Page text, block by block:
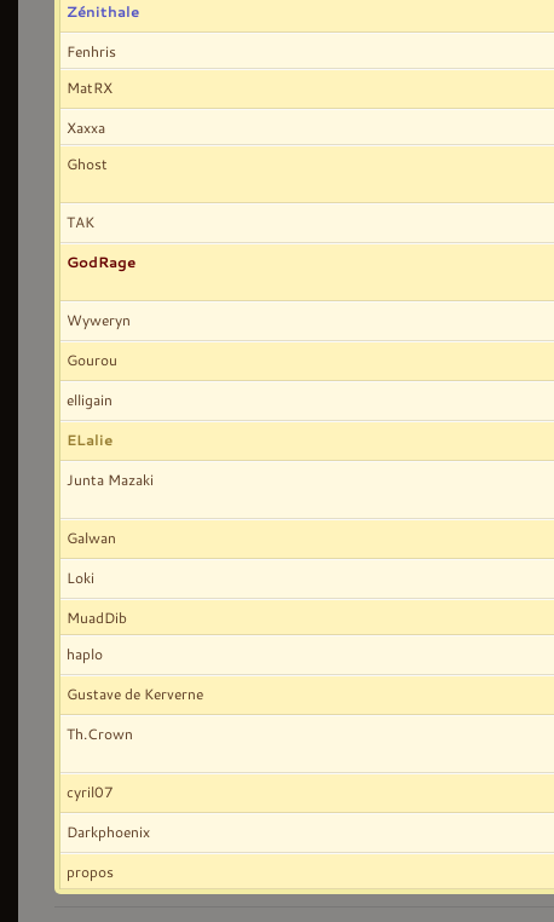
Zénithale
Fenhris
MatRX
Xaxxa
Ghost
TAK
GodRage
Wyweryn
Gourou
elligain
ELalie
Junta Mazaki
Galwan
Loki
MuadDib
haplo
Gustave de Kerverne
Th.Crown
cyril07
Darkphoenix
propos